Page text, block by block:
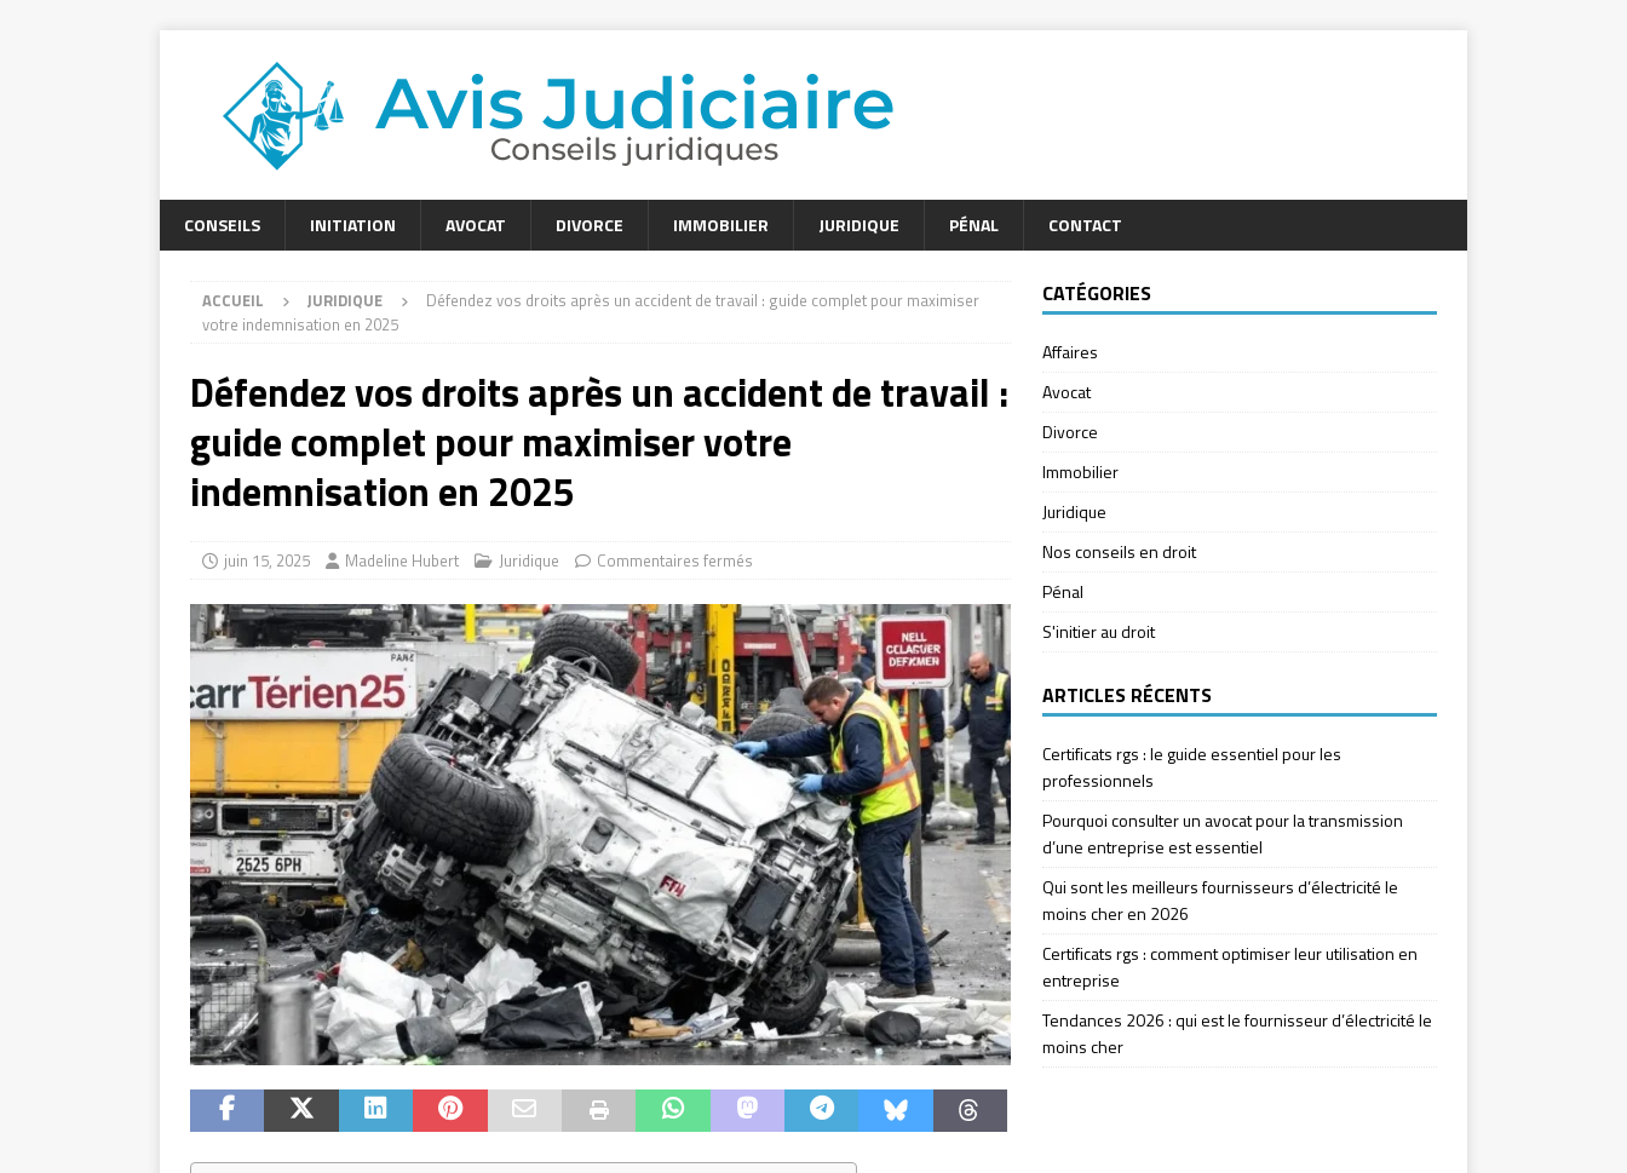
CONSEILS INITIATION AVOCAT DIVORCE IMMOBILIER JURIDIQUE PÉNAL CONTACT
ACCUEIL JURIDIQUE
Défendez vos droits après un accident de travail : guide complet pour maximiser
votre indemnisation en 2025
Défendez vos droits après un accident de travail :
guide complet pour maximiser votre
indemnisation en 2025
juin 15, 2025 Madeline Hubert Juridique Commentaires fermés
CATÉGORIES
Affaires
Avocat
Divorce
Immobilier
Juridique
Nos conseils en droit
Pénal
S'initier au droit
ARTICLES RÉCENTS
Certificats rgs : le guide essentiel pour les
professionnels
Pourquoi consulter un avocat pour la transmission
d’une entreprise est essentiel
Qui sont les meilleurs fournisseurs d’électricité le
moins cher en 2026
Certificats rgs : comment optimiser leur utilisation en
entreprise
Tendances 2026 : qui est le fournisseur d’électricité le
moins cher